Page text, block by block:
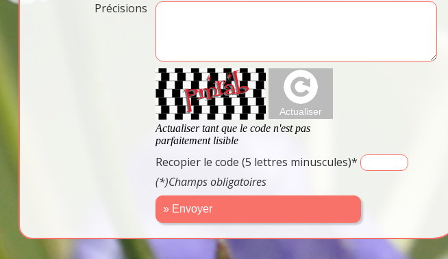
Précisions
Recopier le code (5 lettres minuscules)*
(*)Champs obligatoires
» Envoyer